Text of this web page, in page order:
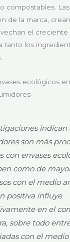
compostables.
de la marca,
el
tanto los
ecológicos
indican
son más
con envases
como de
con el medio
positiva influye
en el
sobre todo
con el